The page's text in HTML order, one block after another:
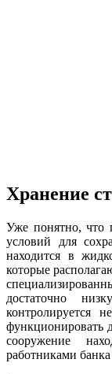
Хранение
Уже понятно, что
условий для
находится в
которые
достаточно
контролируется
функционировать
сооружение
работниками